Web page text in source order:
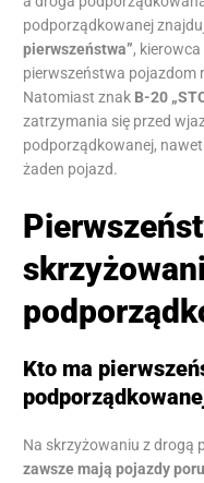
podporządkowanej
pierwszeństwa”,
pierwszeństwa pojazdom
Natomiast znak B-20
zatrzymania się przed
podporządkowanej,
żaden pojazd.
Kto ma
Na skrzyżowaniu z drogą
zawsze mają pojazdy